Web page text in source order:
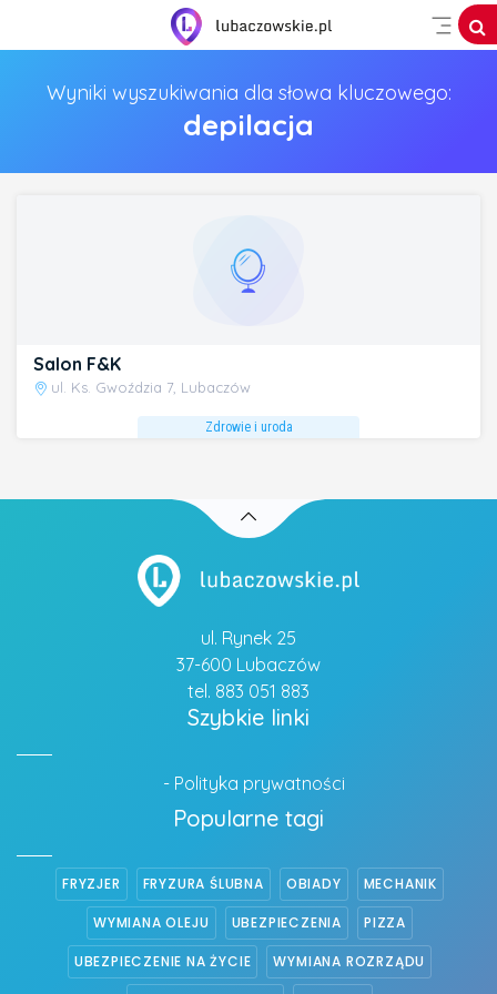
Wyniki wyszukiwania dla słowa kluczowego:
depilacja
Salon F&K
ul. Ks. Gwoździa 7, Lubaczów
Zdrowie i uroda
ul. Rynek 25
37-600 Lubaczów
tel. 883 051 883
Szybkie linki
- Polityka prywatności
Popularne tagi
FRYZJER FRYZURA ŚLUBNA OBIADY MECHANIK
WYMIANA OLEJU UBEZPIECZENIA PIZZA
UBEZPIECZENIE NA ŻYCIE WYMIANA ROZRZĄDU